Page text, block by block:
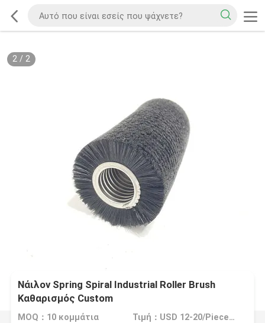
2/ 2
Νάιλον Spring Spiral Industrial Roller Brush
Καθαρισμός Custom
MOQ：10 κομμάτια Τιμή：USD 12-20/Piece >=10 pieces